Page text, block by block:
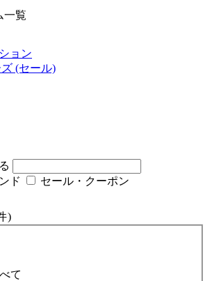
一覧
ョン
(セール)
ド
セール・クーポン
)
て